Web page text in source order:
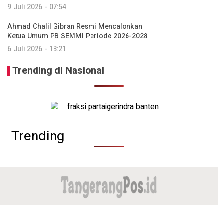
9 Juli 2026 - 07:54
Ahmad Chalil Gibran Resmi Mencalonkan
Ketua Umum PB SEMMI Periode 2026-2028
6 Juli 2026 - 18:21
Trending di Nasional
Trending